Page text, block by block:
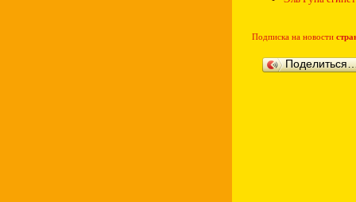
Подписка на новости